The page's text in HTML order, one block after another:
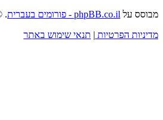
מבוסס על phpBB.co.il - פורומים בעברית
מדיניות הפרטיות | תנאי שימוש באתר